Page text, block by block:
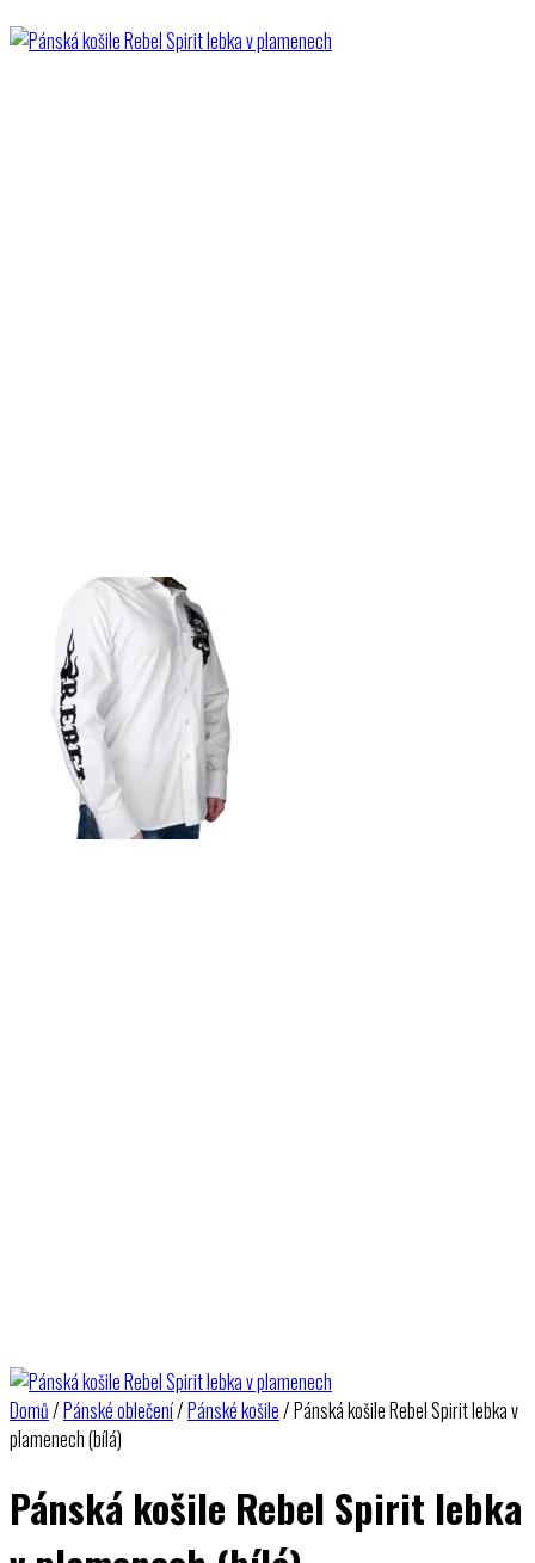
Domů/Pánské oblečení/Pánské košile/ Pánská košile Rebel Spirit lebka v
plamenech (bílá)
Pánská košile Rebel Spirit lebka